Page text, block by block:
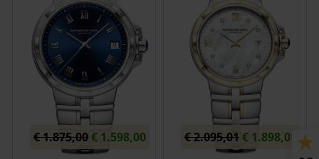
€1.875,00O
o
€ 1.598,00H
€2.095,01O
o
€ 1.898,01 H
u